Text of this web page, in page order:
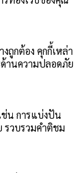
ถูกต้อง คุกกี้เหล่า
านความปลอดภัย
ช่น การแบ่งปัน
รวบรวมคำติชม